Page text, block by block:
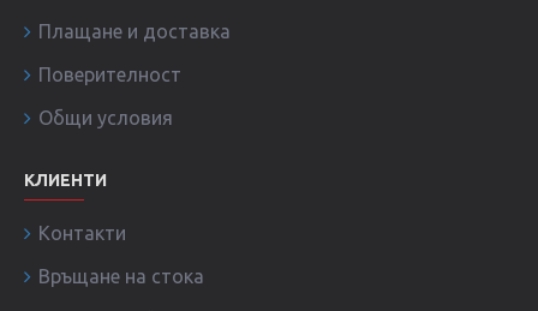
Плащане и доставка
Поверителност
Общи условия
КЛИЕНТИ
Контакти
Връщане на стока